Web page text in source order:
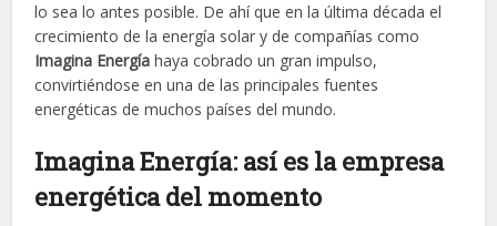
lo sea lo antes posible. De ahí que en la última década el
crecimiento de la energía solar y de compañías como
Imagina Energíahaya cobrado un gran impulso,
convirtiéndose en una de las principales fuentes
energéticas de muchos países del mundo.
Imagina Energía: así es la empresa
energética del momento